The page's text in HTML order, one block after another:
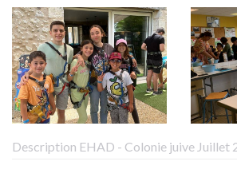
Description EHAD - Colonie juive Juillet